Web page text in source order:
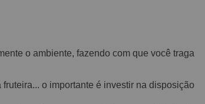
o ambiente, fazendo com que você traga
o importante é investir na disposição